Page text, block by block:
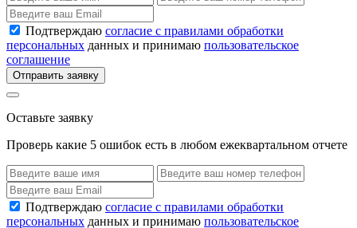
Подтверждаю согласие с правилами обработки
персональных данных и принимаю пользовательское
соглашение
Отправить заявку
Оставьте заявку
Проверь какие 5 ошибок есть в любом ежеквартальном отчете
Подтверждаю согласие с правилами обработки
персональных данных и принимаю пользовательское